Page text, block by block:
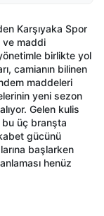
Karşıyaka Spor
ve maddi
yönetimle birlikte yol
camianın bilinen
maddeleri
yeni sezon
Gelen kulis
bu üç branşta
gücünü
başlarken
henüz